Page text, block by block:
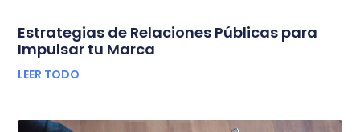
Estrategias de Relaciones Públicas para
Impulsar tu Marca
LEER TODO